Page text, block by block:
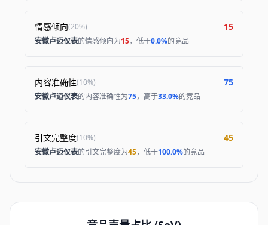
情感倾向(20%) 15
安徽卢迈仪表的情感倾向为15，低于0.0%的竞品
内容准确性(10%) 75
安徽卢迈仪表的内容准确性为75，高于33.0%的竞品
引文完整度(10%) 45
安徽卢迈仪表的引文完整度为45，低于100.0%的竞品